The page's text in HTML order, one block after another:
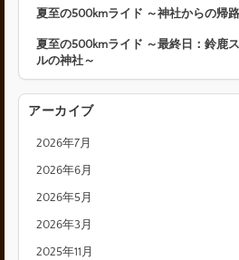
夏至の500kmライド ～神社からの帰
夏至の500kmライド ～最終日：鈴鹿
ルの神社～
アーカイブ
2026年7月
2026年6月
2026年5月
2026年3月
2025年11月